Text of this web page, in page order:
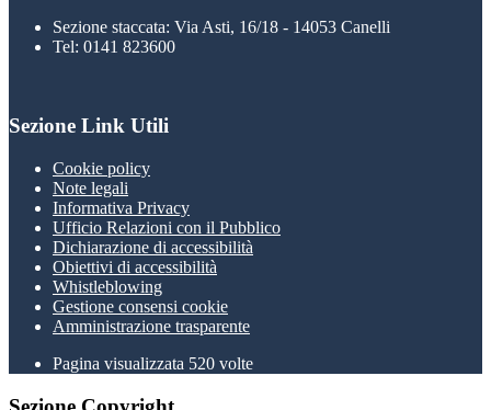
Sezione staccata: Via Asti, 16/18 - 14053 Canelli
Tel: 0141 823600
Sezione Link Utili
Cookie policy
Note legali
Informativa Privacy
Ufficio Relazioni con il Pubblico
Dichiarazione di accessibilità
Obiettivi di accessibilità
Whistleblowing
Gestione consensi cookie
Amministrazione trasparente
Pagina visualizzata 520 volte